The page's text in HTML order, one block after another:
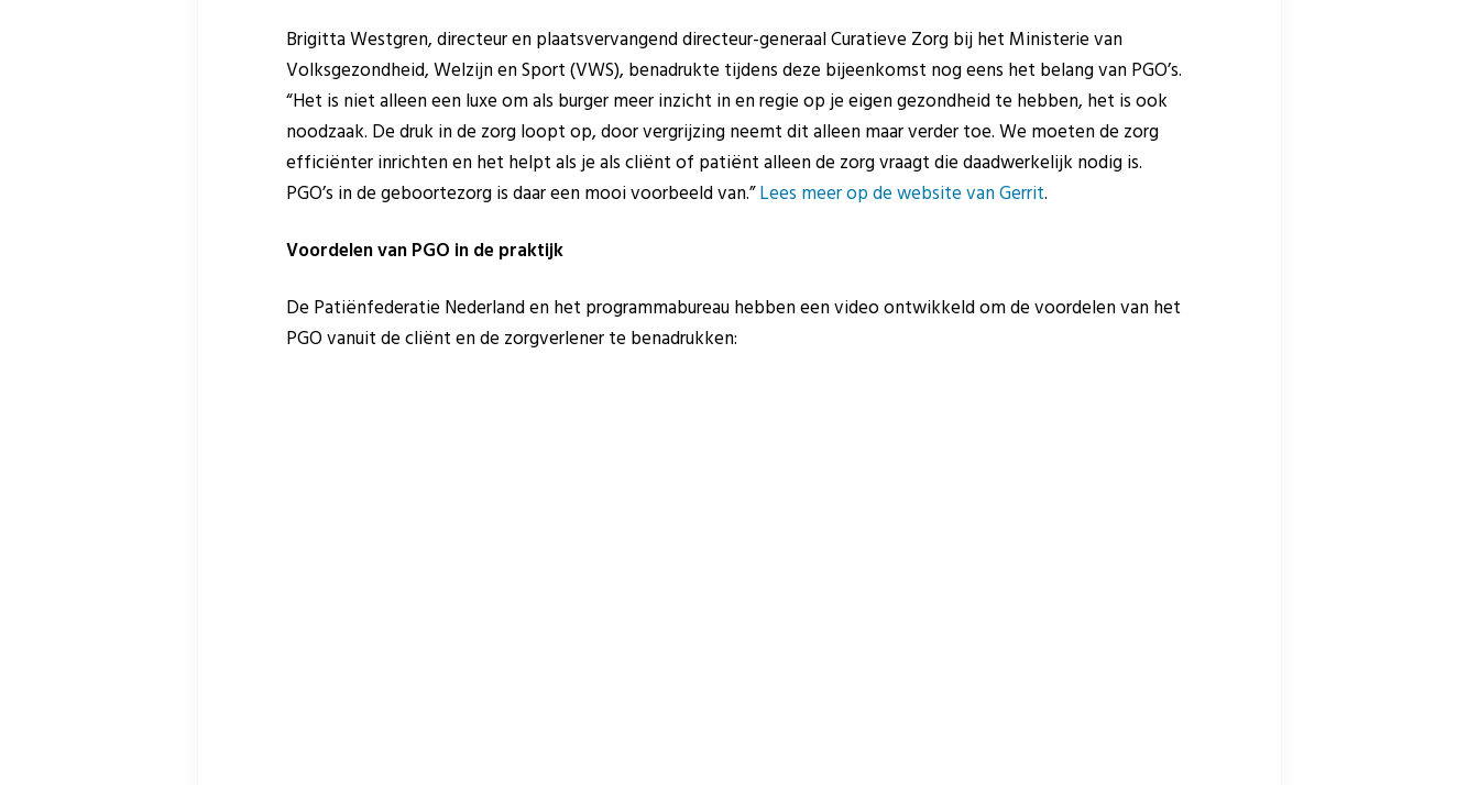
Brigitta Westgren, directeur en plaatsvervangend directeur-generaal Curatieve Zorg bij het Ministerie van
Volksgezondheid, Welzijn en Sport (VWS), benadrukte tijdens deze bijeenkomst nog eens het belang van PGO’s.
“Het is niet alleen een luxe om als burger meer inzicht in en regie op je eigen gezondheid te hebben, het is ook
noodzaak. De druk in de zorg loopt op, door vergrijzing neemt dit alleen maar verder toe. We moeten de zorg
efficiënter inrichten en het helpt als je als cliënt of patiënt alleen de zorg vraagt die daadwerkelijk nodig is.
PGO’s in de geboortezorg is daar een mooi voorbeeld van.”Lees meer op de website van Gerrit.
Voordelen van PGO in de praktijk
De Patiënfederatie Nederland en het programmabureau hebben een video ontwikkeld om de voordelen van het
PGO vanuit de cliënt en de zorgverlener te benadrukken: